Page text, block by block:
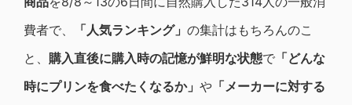
費者で、
「人気ランキング」 の集計はもちろんのこ
と、 購入直後に購入時の記憶が鮮明な状態で 「どんな
時にプリンを食べたくなるか」 や 「メーカーに対する